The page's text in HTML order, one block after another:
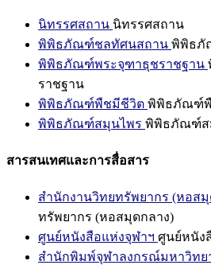
นิทรรศสถาน นิทรรศสถาน
พิพิธภัณฑ์ชลทัศนสถาน พิพิธภั
พิพิธภัณฑ์พระจุฑาธุชราชฐาน
ราชฐาน
พิพิธภัณฑ์พืชมีชีวิต พิพิธภัณฑ์
พิพิธภัณฑ์สมุนไพร พิพิธภัณฑ์ส
สารสนเทศและการสื่อสาร
สำนักงานวิทยทรัพยากร (หอสมุ
ทรัพยากร (หอสมุดกลาง)
ศูนย์หนังสือแห่งจุฬาฯ ศูนย์หนัง
สำนักพิมพ์จุฬาลงกรณ์มหาวิทย